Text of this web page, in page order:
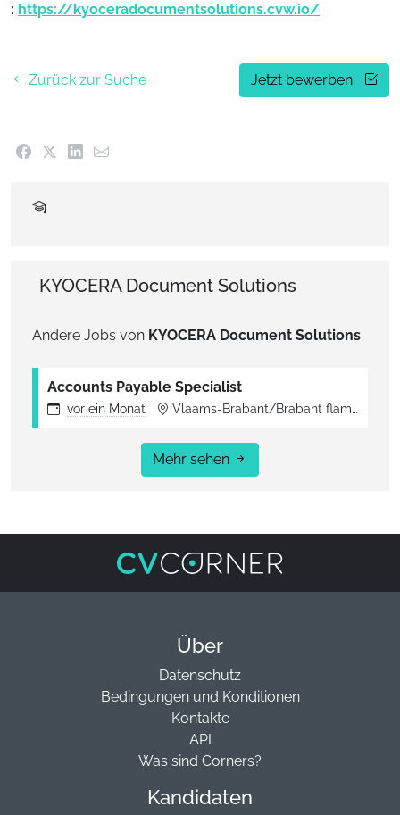
: https://kyoceradocumentsolutions.cvw.io/
Zurück zur Suche Jetzt bewerben
KYOCERA Document Solutions
Andere Jobs von KYOCERA Document Solutions
Accounts Payable Specialist
vor ein Monat Vlaams-Brabant/Brabant flamand, Belgien
Mehr sehen
Über
Datenschutz
Bedingungen und Konditionen
Kontakte
API
Was sind Corners?
Kandidaten